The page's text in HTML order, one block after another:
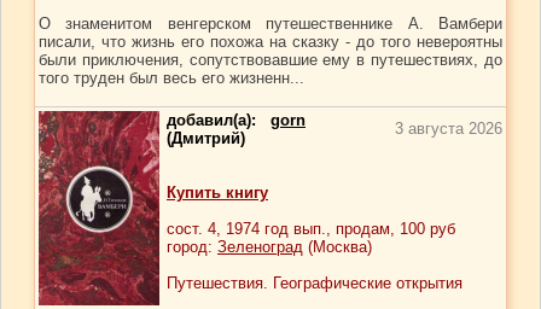
О знаменитом венгерском путешественнике А. Вамбери
писали, что жизнь его похожа на сказку - до того невероятны
были приключения, сопутствовавшие ему в путешествиях, до
того труден был весь его жизненн...
добавил(а): gorn
(Дмитрий)
3 августа 2026
Купить книгу
сост. 4, 1974 год вып., продам, 100 руб
город: Зеленоград (Москва)
Путешествия. Географические открытия